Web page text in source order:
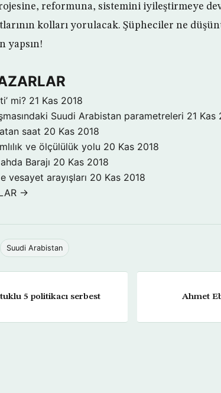
reformuna, sistemini iyileştirmeye
kolları yorulacak. Şüpheciler ne
yapsın!
mi? 21 Kas 2018
Suudi Arabistan parametreleri 21 Kas
saat 20 Kas 2018
ve ölçülülük yolu 20 Kas 2018
Barajı 20 Kas 2018
vesayet arayışları 20 Kas 2018
→
Suudi Arabistan
5 politikacı serbest
Ahmet